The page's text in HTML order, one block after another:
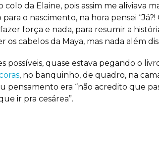
da Elaine, pois assim me aliviava
o nascimento, na hora pensei
fazer força e nada, para resumir a
cabelos da Maya, mas nada além
possíveis, quase estava pegando o
, no banquinho, de quadro, na
pensamento era “não acredito que
ir pra cesárea”.